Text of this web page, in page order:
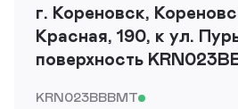
г. Кореновск,
Красная, 190, к ул.
поверхность
KRN023BBBMT